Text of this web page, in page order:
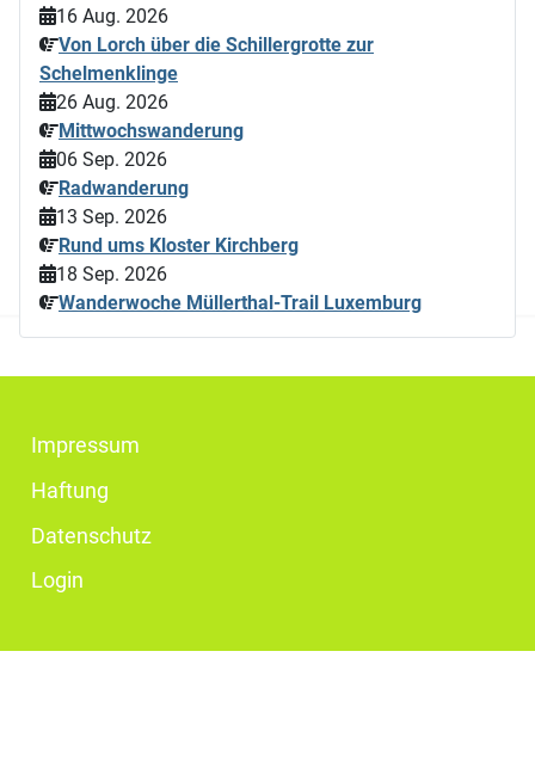
16 Aug. 2026
Von Lorch über die Schillergrotte zur
Schelmenklinge
26 Aug. 2026
Mittwochswanderung
06 Sep. 2026
Radwanderung
13 Sep. 2026
Rund ums Kloster Kirchberg
18 Sep. 2026
Wanderwoche Müllerthal-Trail Luxemburg
Impressum
Haftung
Datenschutz
Login